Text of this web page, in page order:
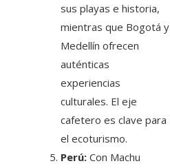
sus playas e historia,
mientras que Bogotá y
Medellín ofrecen
auténticas
experiencias
culturales. El eje
cafetero es clave para
el ecoturismo.
Perú: Con Machu